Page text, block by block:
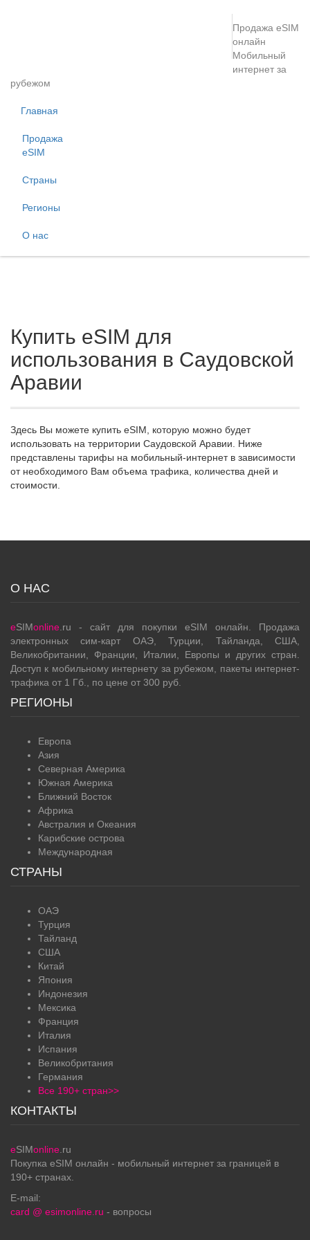
Продажа eSIM
онлайн
Мобильный
интернет за
рубежом
Главная
Продажа
eSIM
Страны
Регионы
О нас
Купить eSIM для
использования в Саудовской
Аравии
Здесь Вы можете купить eSIM, которую можно будет
использовать на территории Саудовской Аравии. Ниже
представлены тарифы на мобильный-интернет в зависимости
от необходимого Вам объема трафика, количества дней и
стоимости.
О НАС
eSIMonline .ru - сайт для покупки eSIM онлайн. Продажа
электронных сим-карт ОАЭ, Турции, Тайланда, США,
Великобритании, Франции, Италии, Европы и других стран.
Доступ к мобильному интернету за рубежом, пакеты интернет-
трафика от 1 Гб., по цене от 300 руб.
РЕГИОНЫ
Европа
Азия
Северная Америка
Южная Америка
Ближний Восток
Африка
Австралия и Океания
Карибские острова
Международная
СТРАНЫ
ОАЭ
Турция
Тайланд
США
Китай
Япония
Индонезия
Мексика
Франция
Италия
Испания
Великобритания
Германия
Все 190+ стран>>
КОНТАКТЫ
eSIMonline .ru
Покупка eSIM онлайн - мобильный интернет за границей в
190+ странах.
E-mail:
card @ esimonline.ru - вопросы